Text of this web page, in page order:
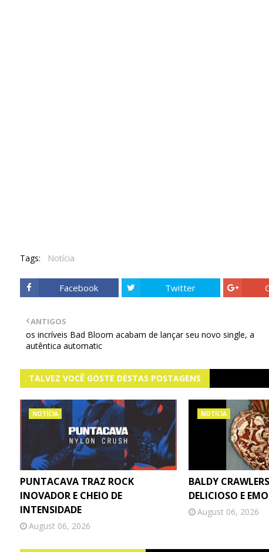
Tags: Notícia
Facebook Twitter
ANTIGOS
os incríveis Bad Bloom acabam de lançar seu novo single, a
autêntica automatic
TALVEZ VOCÊ GOSTE DESTAS POSTAGENS
NOTÍCIA
PUNTACAVA TRAZ ROCK
INOVADOR E CHEIO DE
INTENSIDADE
August 06, 2026
NOTÍCIA
BALDY
DELICIOSO E
August 06, 2026